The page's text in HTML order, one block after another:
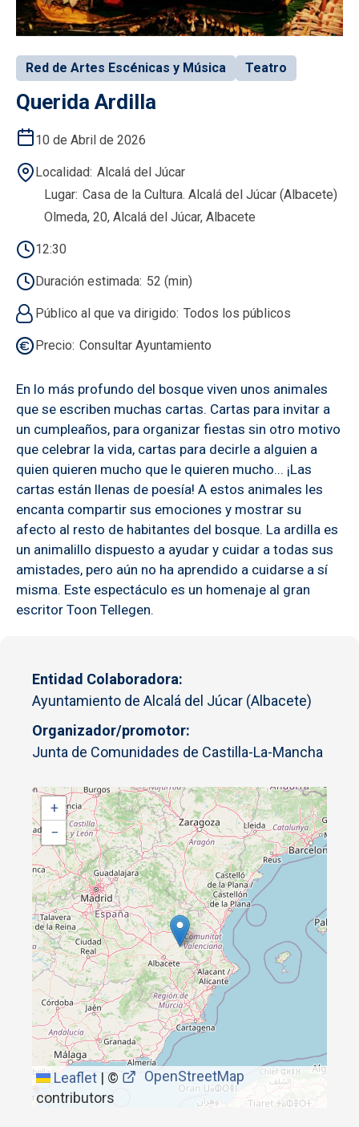
Red de Artes Escénicas y Música Teatro
Querida Ardilla
10 de Abril de 2026
Localidad Alcalá del Júcar
Lugar Casa de la Cultura. Alcalá del Júcar (Albacete)
Olmeda, 20, Alcalá del Júcar, Albacete
12:30
Duración estimada 52 (min)
Público al que va dirigido Todos los públicos
Precio Consultar Ayuntamiento
En lo más profundo del bosque viven unos animales
que se escriben muchas cartas. Cartas para invitar a
un cumpleaños, para organizar fiestas sin otro motivo
que celebrar la vida, cartas para decirle a alguien a
quien quieren mucho que le quieren mucho... ¡Las
cartas están llenas de poesía! A estos animales les
encanta compartir sus emociones y mostrar su
afecto al resto de habitantes del bosque. La ardilla es
un animalillo dispuesto a ayudar y cuidar a todas sus
amistades, pero aún no ha aprendido a cuidarse a sí
misma. Este espectáculo es un homenaje al gran
escritor Toon Tellegen.
Entidad Colaboradora
Ayuntamiento de Alcalá del Júcar (Albacete)
Organizador/promotor
Junta de Comunidades de Castilla-La-Mancha
+
−
Leaflet | ©
OpenStreetMap
contributors